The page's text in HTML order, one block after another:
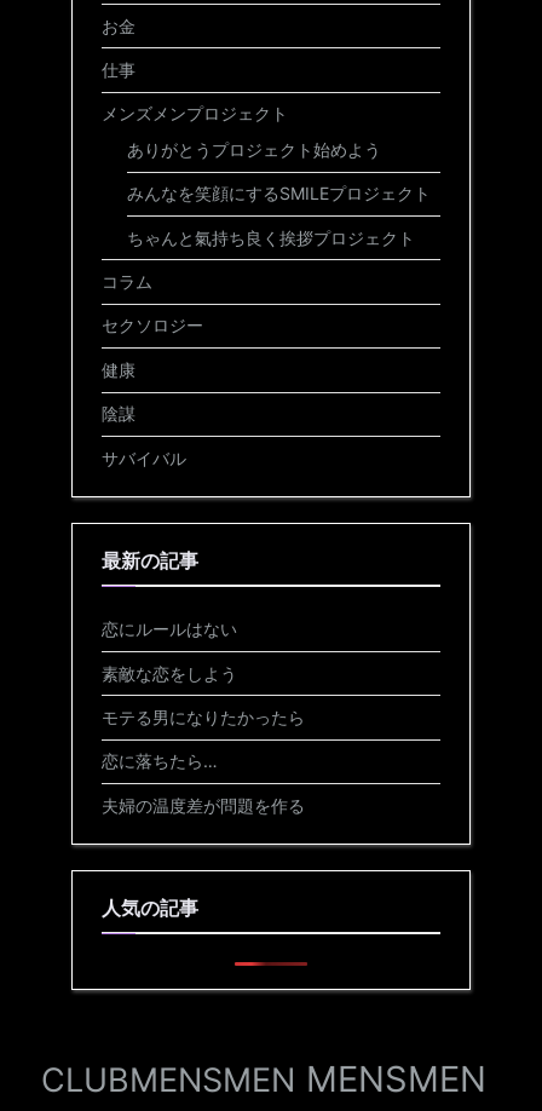
お金
仕事
メンズメンプロジェクト
ありがとうプロジェクト始めよう
みんなを笑顔にするSMILEプロジェクト
ちゃんと氣持ち良く挨拶プロジェクト
コラム
セクソロジー
健康
陰謀
サバイバル
最新の記事
恋にルールはない
素敵な恋をしよう
モテる男になりたかったら
恋に落ちたら…
夫婦の温度差が問題を作る
人気の記事
CLUBMENSMEN MENSMEN